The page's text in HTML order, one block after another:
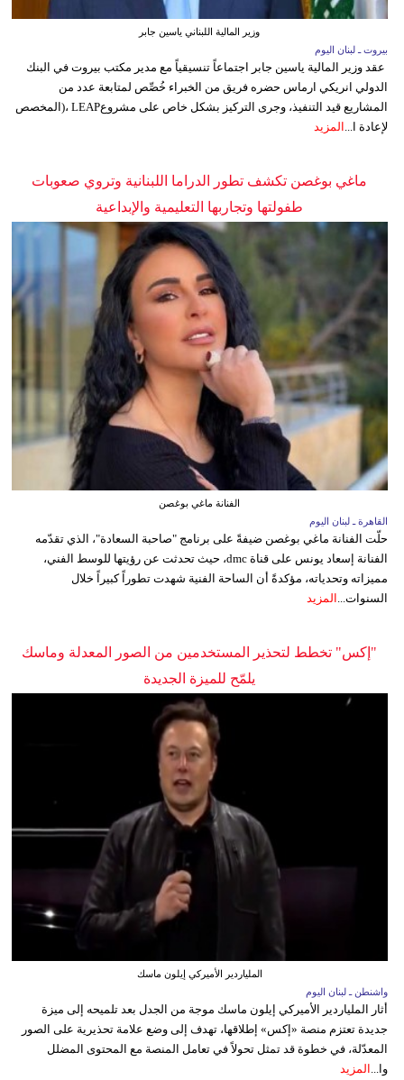
وزير المالية اللبناني ياسين جابر
بيروت ـ لبنان اليوم
عقد وزير المالية ياسين جابر اجتماعاً تنسيقياً مع مدير مكتب بيروت في البنك
الدولي انريكي ارماس حضره فريق من الخبراء خُصِّص لمتابعة عدد من
المشاريع قيد التنفيذ، وجرى التركيز بشكل خاص على مشروعLEAP ،(المخصص
لإعادة ا...
المزيد
ماغي بوغصن تكشف تطور الدراما اللبنانية وتروي صعوبات
طفولتها وتجاربها التعليمية والإبداعية
الفنانة ماغي بوغصن
القاهرة ـ لبنان اليوم
حلّت الفنانة ماغي بوغصن ضيفةً على برنامج "صاحبة السعادة"، الذي تقدّمه
الفنانة إسعاد يونس على قناة dmc، حيث تحدثت عن رؤيتها للوسط الفني،
مميزاته وتحدياته، مؤكدةً أن الساحة الفنية شهدت تطوراً كبيراً خلال
السنوات... المزيد
"إكس" تخطط لتحذير المستخدمين من الصور المعدلة وماسك
يلمّح للميزة الجديدة
الملياردير الأميركي إيلون ماسك
واشنطن ـ لبنان اليوم
أثار الملياردير الأميركي إيلون ماسك موجة من الجدل بعد تلميحه إلى ميزة
جديدة تعتزم منصة «إكس» إطلاقها، تهدف إلى وضع علامة تحذيرية على الصور
المعدّلة، في خطوة قد تمثل تحولاً في تعامل المنصة مع المحتوى المضلل
وا... المزيد